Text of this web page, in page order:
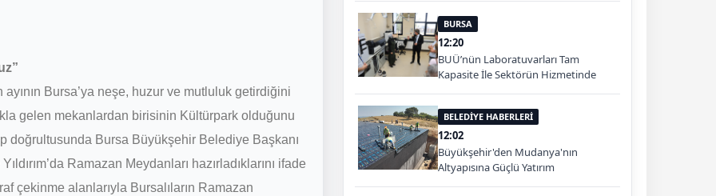
Bursa’ya neşe, huzur ve mutluluk getirdiğini
gelen mekanlardan birisinin Kültürpark olduğunu
doğrultusunda Bursa Büyükşehir Belediye Başkanı
Ramazan Meydanları hazırladıklarını ifade
çekinme alanlarıyla Bursalıların Ramazan
BURSA
12:20
BUÜ’nün Laboratuvarları Tam
Kapasite İle Sektörün Hizmetinde
BELEDİYE HABERLERİ
12:02
Büyükşehir'den Mudanya'nın
Altyapısına Güçlü Yatırım